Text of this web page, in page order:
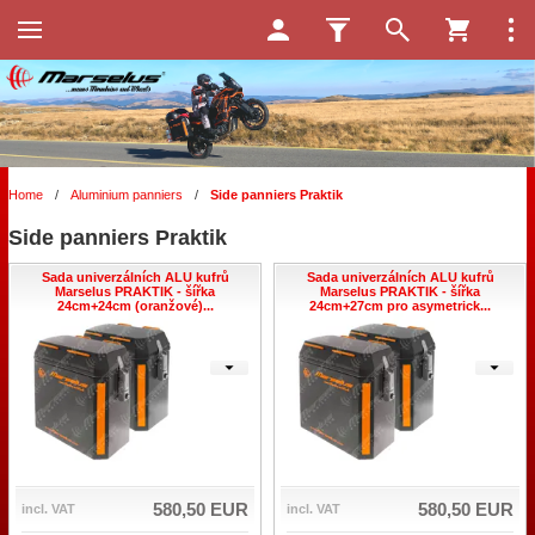
Home / Aluminium panniers / Side panniers Praktik
Side panniers Praktik
Sada univerzálních ALU kufrů
Marselus PRAKTIK - šířka
24cm+24cm (oranžové)...
incl. VAT 580,50 EUR
Sada univerzálních ALU kufrů
Marselus PRAKTIK - šířka
24cm+27cm pro asymetrick...
incl. VAT 580,50 EUR